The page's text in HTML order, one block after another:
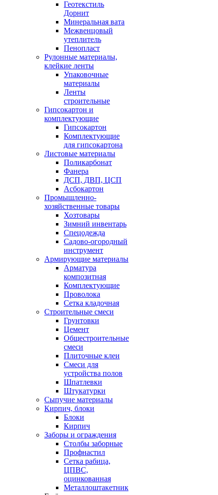
Геотекстиль
Дорнит
Минеральная вата
Межвенцовый
утеплитель
Пенопласт
Рулонные материалы,
клейкие ленты
Упаковочные
материалы
Ленты
строительные
Гипсокартон и
комплектующие
Гипсокартон
Комплектующие
для гипсокартона
Листовые материалы
Поликарбонат
Фанера
ДСП, ДВП, ЦСП
Асбокартон
Промышленно-
хозяйственные товары
Хозтовары
Зимний инвентарь
Спецодежда
Садово-огородный
инструмент
Армирующие материалы
Арматура
композитная
Комплектующие
Проволока
Сетка кладочная
Строительные смеси
Грунтовки
Цемент
Общестроительные
смеси
Плиточные клеи
Смеси для
устройства полов
Шпатлевки
Штукатурки
Сыпучие материалы
Кирпич, блоки
Блоки
Кирпич
Заборы и ограждения
Столбы заборные
Профнастил
Сетка рабица,
ЦПВС,
оцинкованная
Металлоштакетник